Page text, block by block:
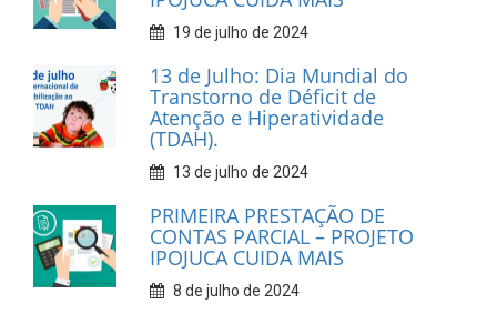
19 de julho de 2024
13 de Julho: Dia Mundial do
Transtorno de Déficit de
Atenção e Hiperatividade
(TDAH).
13 de julho de 2024
PRIMEIRA PRESTAÇÃO DE
CONTAS PARCIAL – PROJETO
IPOJUCA CUIDA MAIS
8 de julho de 2024